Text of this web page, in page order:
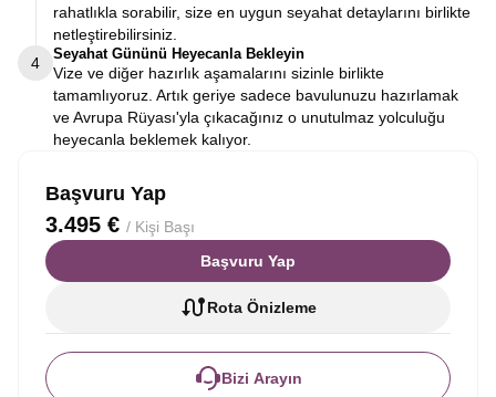
rahatlıkla sorabilir, size en uygun seyahat detaylarını birlikte
netleştirebilirsiniz.
4
Seyahat Gününü Heyecanla Bekleyin
Vize ve diğer hazırlık aşamalarını sizinle birlikte
tamamlıyoruz. Artık geriye sadece bavulunuzu hazırlamak
ve Avrupa Rüyası'yla çıkacağınız o unutulmaz yolculuğu
heyecanla beklemek kalıyor.
Başvuru Yap
3.495 € / Kişi Başı
Başvuru Yap
Rota Önizleme
Bizi Arayın